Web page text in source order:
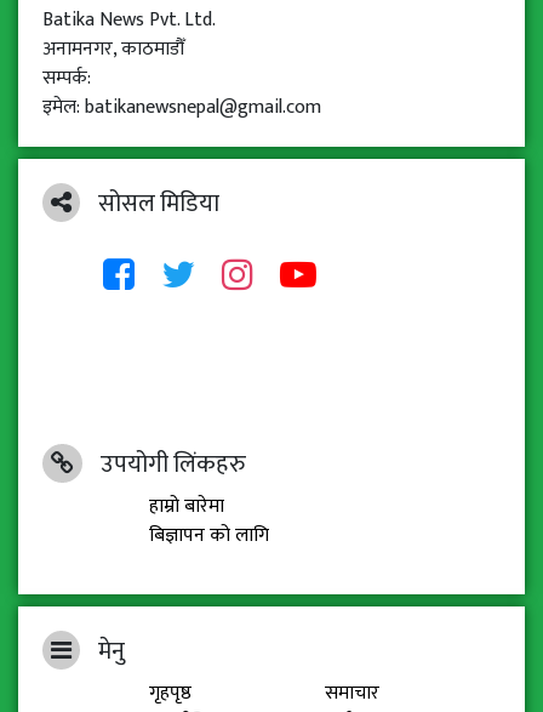
Batika News Pvt. Ltd.
अनामनगर, काठमाडौँ
सम्पर्क:
इमेल: batikanewsnepal@gmail.com
सोसल मिडिया
उपयोगी लिंकहरु
हाम्रो बारेमा
बिज्ञापन को लागि
मेनु
गृहपृष्ठ
समाचार